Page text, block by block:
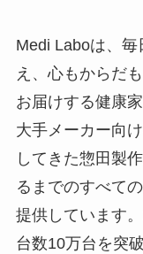
Medi Laboは、
え、心もからだ
お届けする健康
大手メーカー向
してきた惣田製
るまでのすべて
提供しています
台数10万台を突